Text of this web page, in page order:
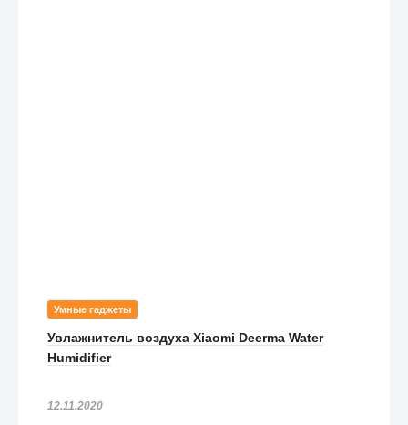
Умные гаджеты
Увлажнитель воздуха Xiaomi Deerma Water
Humidifier
12.11.2020